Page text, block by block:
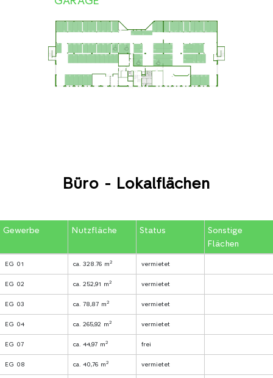
Büro - Lokalflächen
Gewerbe Nutzfläche Status
Sonstige
Flächen
EG 01 ca. 328.76 m2 vermietet
EG 02 ca. 252,91 m2 vermietet
EG 03 ca. 78,87 m2 vermietet
EG 04 ca. 265,92 m2 vermietet
EG 07 ca. 44,97 m2 frei
EG 08 ca. 40,76 m2 vermietet